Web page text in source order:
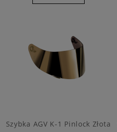
Szybka AGV K-1 Pinlock Złota